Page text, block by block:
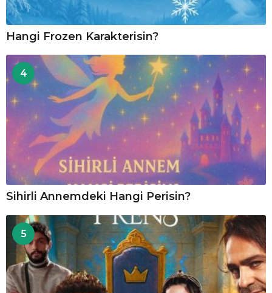
Hangi Frozen Karakterisin?
4
Sihirli Annemdeki Hangi Perisin?
5